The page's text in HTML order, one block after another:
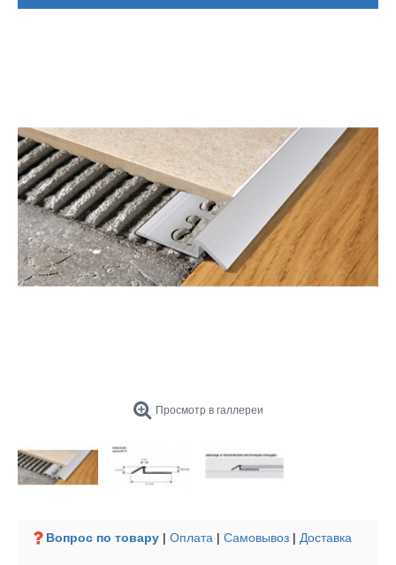
Просмотр в галлереи
Вопрос по товару | Оплата | Самовывоз | Доставка